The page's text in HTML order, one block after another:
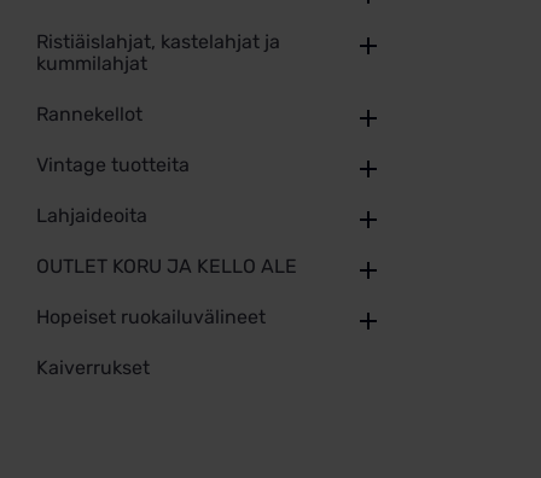
Ristiäislahjat, kastelahjat ja
kummilahjat
Rannekellot
Vintage tuotteita
Lahjaideoita
OUTLET KORU JA KELLO ALE
Hopeiset ruokailuvälineet
Kaiverrukset